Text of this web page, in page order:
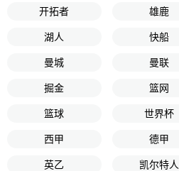
开拓者 雄鹿
湖人 快船
曼城 曼联
掘金 篮网
篮球 世界杯
西甲 德甲
英乙 凯尔特人